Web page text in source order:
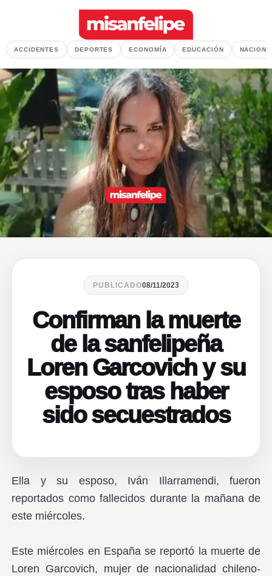
ACCIDENTES DEPORTES ECONOMÍA EDUCACIÓN
PUBLICADO08/11/2023
Confirman la muerte
de la sanfelipeña
Loren Garcovich y su
esposo tras haber
sido secuestrados
Ella y su esposo, Iván Illarramendi, fueron
reportados como fallecidos durante la mañana de
este miércoles.
Este miércoles en España se reportó la muerte de
Loren Garcovich, mujer de nacionalidad chileno-